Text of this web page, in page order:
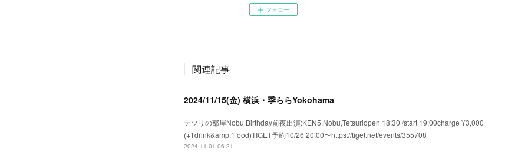
フォロー
関連記事
2024/11/15(金) 横浜・季ららYokohama
テツリの部屋Nobu Birthday前夜出演:KEN5,Nobu,Tetsuriopen 18:30 /start 19:00charge ¥3,000
(+1drink&amp;1food)TIGET予約10/26 20:00〜https://tiget.net/events/355708
2024.11.01 06:21